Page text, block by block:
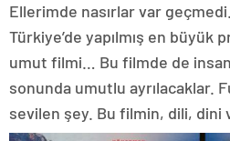
Ellerimde nasırlar var
Türkiye’de yapılmış en
umut filmi… Bu filmde de
sonunda umutlu ayrılacaklar.
sevilen şey. Bu filmin, dili, dini